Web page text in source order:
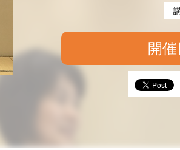
開